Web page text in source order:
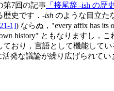
第7回の記事 「接尾辞 -ish の歴
歴史です．-ish のような目立た
1]) ならぬ，"every affix has its
history" ともなりますし
おり，言語として機能して
発な議論が繰り広げられて